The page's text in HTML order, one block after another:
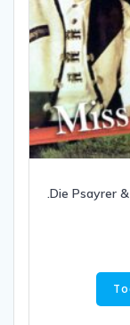
.Die Psayrer